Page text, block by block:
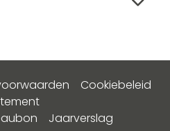
Cookiebeleid
Jaarverslag